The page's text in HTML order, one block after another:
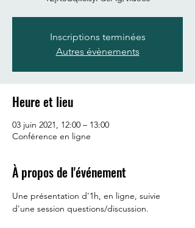
Inscriptions terminées
Autres évènements
Heure et lieu
03 juin 2021, 12:00 – 13:00
Conférence en ligne
À propos de l'événement
Une présentation d'1h, en ligne, suivie
d'une session questions/discussion.